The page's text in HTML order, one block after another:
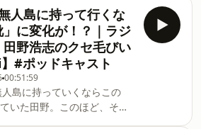
人島に持って行くな
」に変化が！？｜ラジ
田野浩志のクセ毛びい
#ポッドキャスト
00:51:59
島に持っていくならこの
いた田野。このほど、その